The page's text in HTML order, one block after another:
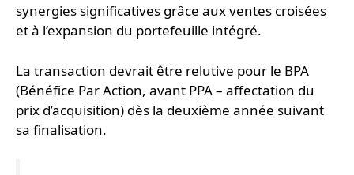
synergies significatives grâce aux ventes croisées
et à l’expansion du portefeuille intégré.
La transaction devrait être relutive pour le BPA
(Bénéfice Par Action, avant PPA – affectation du
prix d’acquisition) dès la deuxième année suivant
sa finalisation.